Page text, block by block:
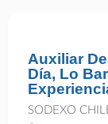
Auxiliar
Día, Lo
SODEXO